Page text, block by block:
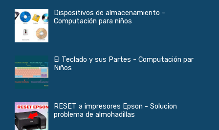
Dispositivos de almacenamiento -
Computación para niños
El Teclado y sus Partes - Computación par
Niños
RESET a impresores Epson - Solucion
problema de almohadillas